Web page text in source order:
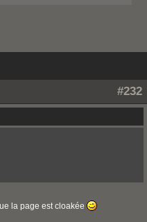
#232
la page est cloakée